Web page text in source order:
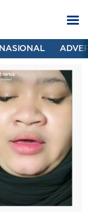
NASIONAL